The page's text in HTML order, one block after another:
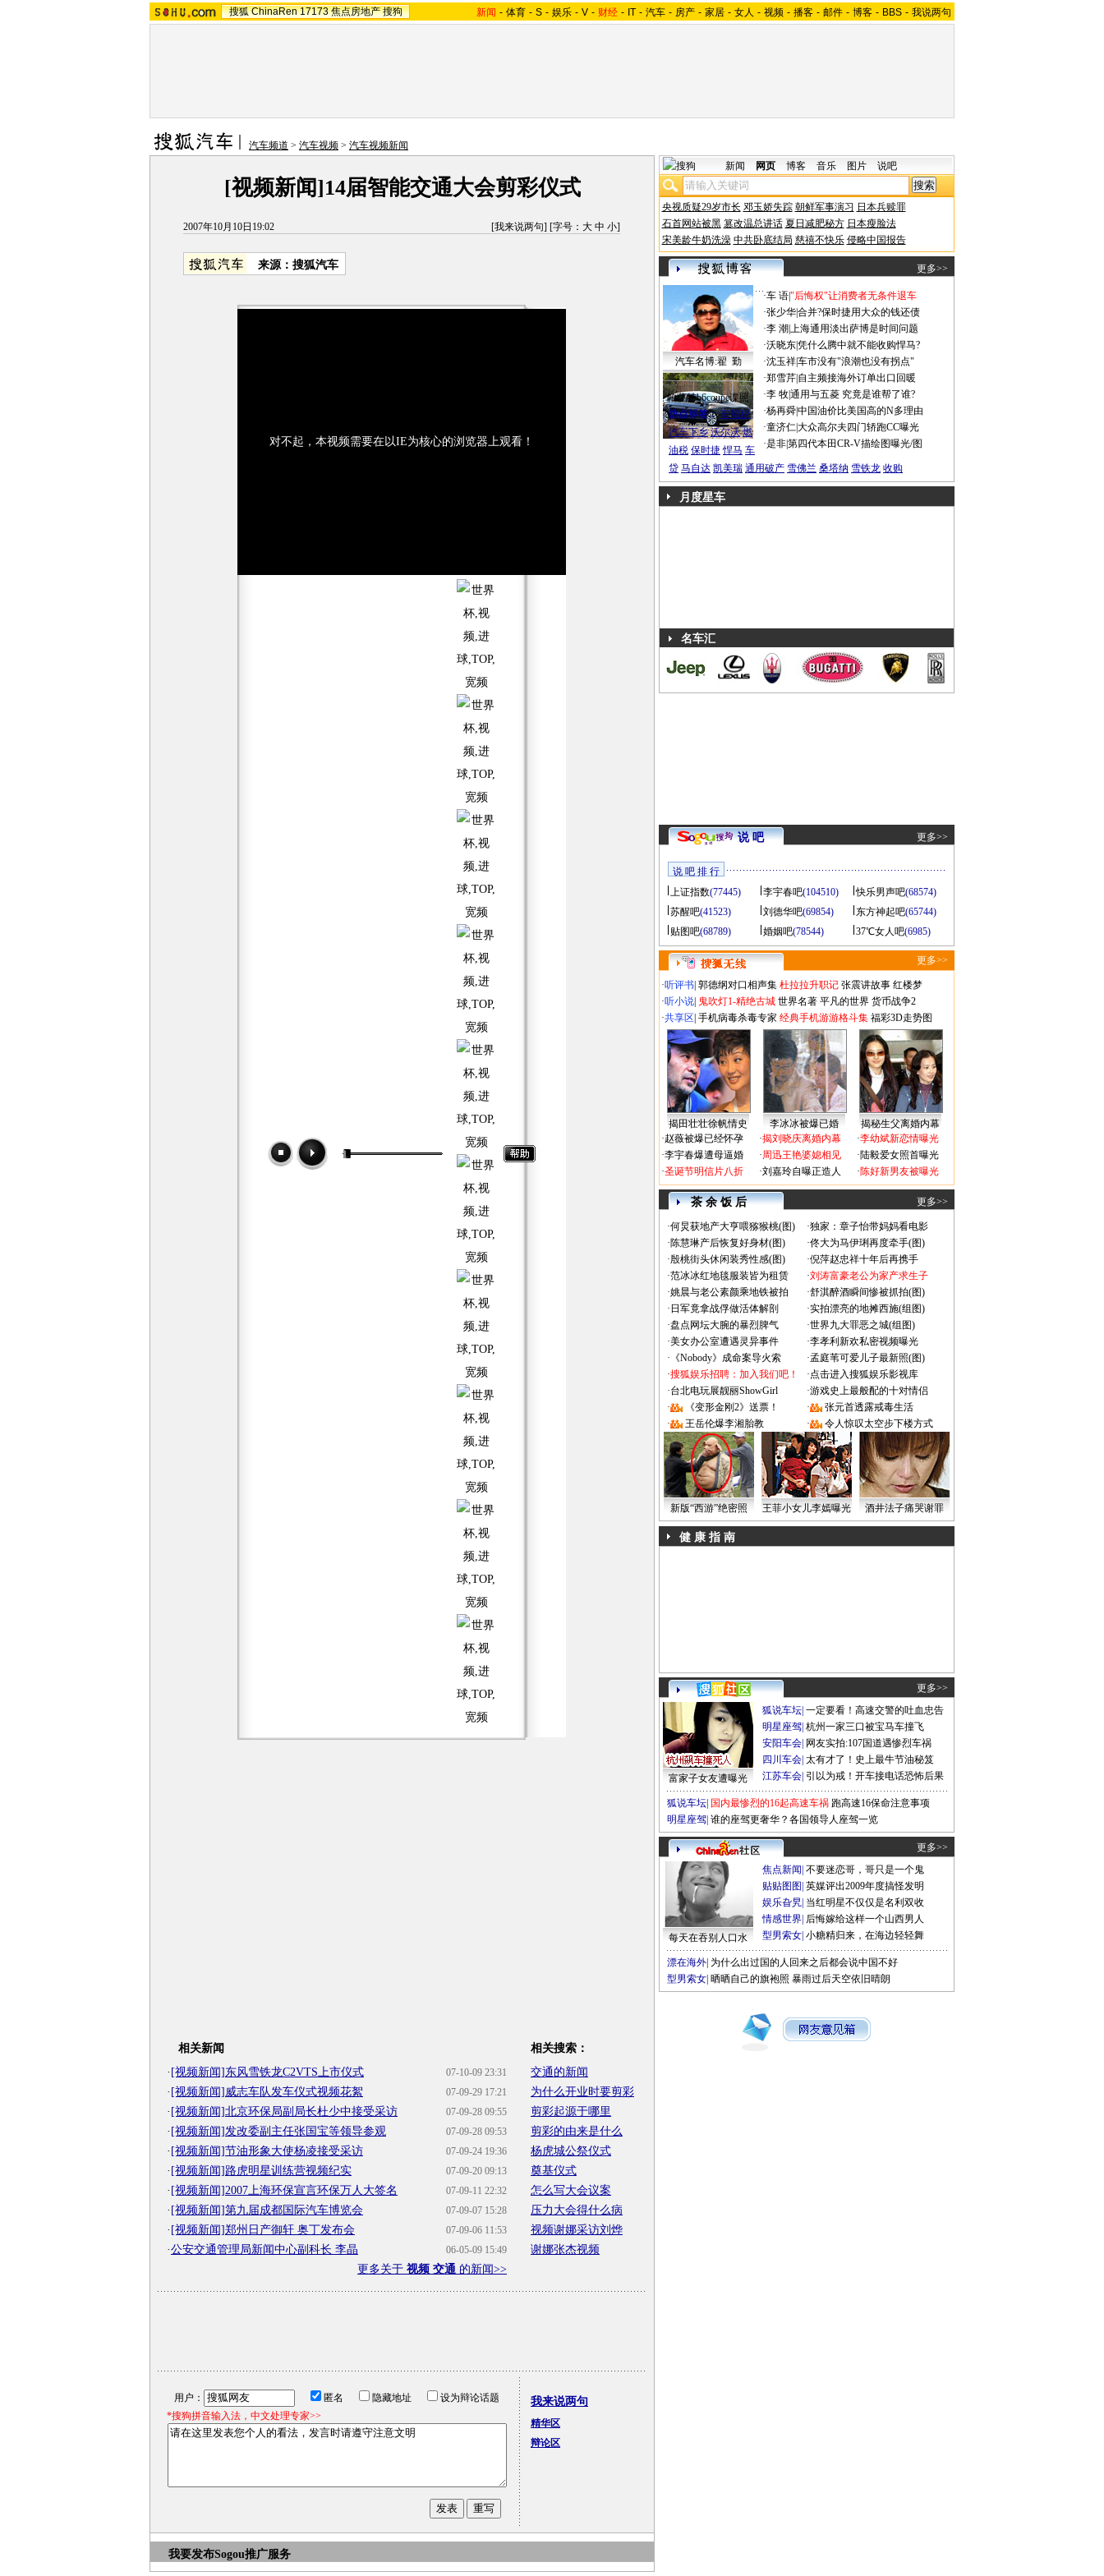
搜狐 ChinaRen 17173 焦点房地产 搜狗 新闻 - 体育 - S - 娱乐 - V - 财经 - IT - 汽车 - 房产 - 家居 - 女人 - 视频 - 播客 - 邮件 - 博客 - BBS - 我说两句
汽车频道 > 汽车视频 > 汽车视频新闻
[视频新闻]14届智能交通大会剪彩仪式
2007年10月10日19:02 [我来说两句] [字号： 大 中 小]
来源：搜狐汽车
对不起，本视频需要在以IE为核心的浏览器上观看！
相关新闻
07-10-09 23:31
· [视频新闻]东风雪铁龙C2VTS上市仪式
07-09-29 17:21
· [视频新闻]威志车队发车仪式视频花絮
07-09-28 09:55
· [视频新闻]北京环保局副局长杜少中接受采访
07-09-28 09:53
· [视频新闻]发改委副主任张国宝等领导参观
07-09-24 19:36
· [视频新闻]节油形象大使杨凌接受采访
07-09-20 09:13
· [视频新闻]路虎明星训练营视频纪实
07-09-11 22:32
· [视频新闻]2007上海环保宣言环保万人大签名
07-09-07 15:28
· [视频新闻]第九届成都国际汽车博览会
07-09-06 11:53
· [视频新闻]郑州日产御轩 奥丁发布会
06-05-09 15:49
·公安交通管理局新闻中心副科长 李晶
更多关于 视频 交通 的新闻>>
相关搜索：
交通的新闻
为什么开业时要剪彩
剪彩起源于哪里
剪彩的由来是什么
杨虎城公祭仪式
奠基仪式
怎么写大会议案
压力大会得什么病
视频谢娜采访刘烨
谢娜张杰视频
用户： 匿名 隐藏地址
设为辩论话题
*搜狗拼音输入法，中文处理专家>>
我来说两句
精华区
辩论区
我要发布Sogou推广服务
新闻 网页 博客 音乐 图片 说吧
央视质疑29岁市长 邓玉娇失踪 朝鲜军事演习 日本兵赎罪
石首网站被黑 篡改温总讲话 夏日减肥秘方 日本瘦脸法
宋美龄牛奶洗澡 中共卧底结局 慈禧不快乐 侵略中国报告
更多>>
汽车名博:翟 勤
帕萨特b6coupe谍照
·车 语|"后悔权"让消费者无条件退车
·张少华|合并?保时捷用大众的钱还债
·李 潮 上海通用淡出萨博是时间问题
·沃晓东|凭什么腾中就不能收购悍马?
·沈玉祥|车市没有"浪潮也没有拐点"
·郑雪芹| 自主频接海外订单出口回暖
·李 牧|通用与五菱 究竟是谁帮了谁?
·杨再舜|中国油价比美国高的N多理由
·童济仁|大众高尔夫四门轿跑CC曝光
·是非|第四代本田CR-V描绘图曝光/图
热点标签： 车船税
汽车下乡 沃尔沃 燃
油税 保时捷 悍马 车
贷 马自达 凯美瑞 通用破产 雪佛兰 桑塔纳 雪铁龙 收购
月度星车
名车汇
说 吧 更多>>
说 吧 排 行
上证指数(77445) 李宇春吧(104510) 快乐男声吧(68574)
苏醒吧(41523) 刘德华吧(69854) 东方神起吧(65744)
贴图吧(68789) 婚姻吧(78544) 37℃女人吧(6985)
更多>>
·听评书 郭德纲对口相声集 杜拉拉升职记 张震讲故事 红楼梦
·听小说 鬼吹灯1-精绝古城 世界名著 平凡的世界 货币战争2
·共享区 手机病毒杀毒专家 经典手机游游格斗集 福彩3D走势图
揭田壮壮徐帆情史 李冰冰被爆已婚
揭秘生父离婚内幕
·赵薇被爆已经怀孕
·李宇春爆遭母逼婚
·圣诞节明信片八折
·揭刘晓庆离婚内幕
·周迅王艳婆媳相见
·刘嘉玲自曝正造人
·李幼斌新恋情曝光
·陆毅爱女照首曝光
·陈好新男友被曝光
茶 余 饭 后 更多>>
·何炅获地产大亨喂猕猴桃(图) ·独家：章子怡带妈妈看电影
·陈慧琳产后恢复好身材(图) ·佟大为马伊琍再度牵手(图)
·殷桃街头休闲装秀性感(图) ·倪萍赵忠祥十年后再携手
·范冰冰红地毯服装皆为租赁 ·刘涛富豪老公为家产求生子
·姚晨与老公素颜乘地铁被拍 ·舒淇醉酒瞬间惨被抓拍(图)
· 日军竟拿战俘做活体解剖 ·实拍漂亮的地摊西施(组图)
·盘点网坛大腕的暴烈脾气 ·世界九大罪恶之城(组图)
·美女办公室遭遇灵异事件 ·李孝利新欢私密视频曝光
· 《Nobody》成命案导火索 ·孟庭苇可爱儿子最新照(图)
·搜狐娱乐招聘：加入我们吧！ ·点击进入搜狐娱乐影视库
·台北电玩展靓丽ShowGirl ·游戏史上最般配的十对情侣
·
《变形金刚2》送票！ ·
张元首透露戒毒生活
·
王岳伦爆李湘胎教 · 令人惊叹太空步下楼方式
新版“西游”绝密照 王菲小女儿李嫣曝光 酒井法子痛哭谢罪
健 康 指 南
更多>>
富家子女友遭曝光
狐说车坛 一定要看！高速交警的吐血忠告
明星座驾 杭州一家三口被宝马车撞飞
安阳车会 网友实拍:107国道遇惨烈车祸
四川车会 太有才了！史上最牛节油秘笈
江苏车会 引以为戒！开车接电话恐怖后果
狐说车坛 国内最惨烈的16起高速车祸 跑高速16保命注意事项
明星座驾 谁的座驾更奢华？各国领导人座驾一览
更多>>
每天在吞别人口水
焦点新闻 不要迷恋哥，哥只是一个鬼
贴贴图图 英媒评出2009年度搞怪发明
娱乐旮旯 当红明星不仅仅是名利双收
情感世界 后悔嫁给这样一个山西男人
型男索女 小糖精归来，在海边轻轻舞
漂在海外 为什么出过国的人回来之后都会说中国不好
型男索女 晒晒自己的旗袍照 暴雨过后天空依旧晴朗